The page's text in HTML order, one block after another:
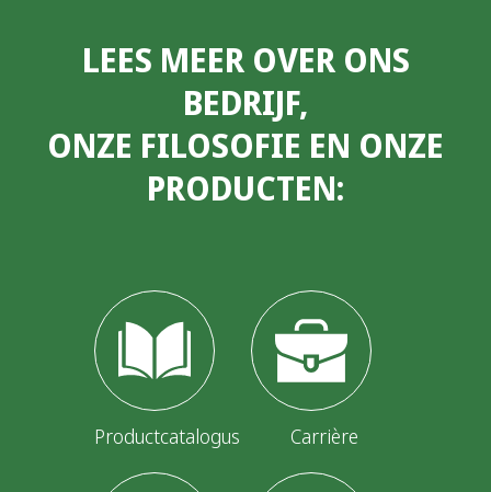
LEES MEER OVER ONS
BEDRIJF,
ONZE FILOSOFIE EN ONZE
PRODUCTEN:
Productcatalogus Carrière